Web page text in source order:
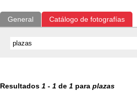
General Catálogo de fotografías
Resultados 1 - 1 de 1 para plazas